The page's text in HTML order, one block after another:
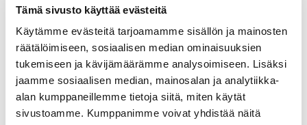
Tämä sivusto käyttää evästeitä
Käytämme evästeitä tarjoamamme sisällön ja mainosten
räätälöimiseen, sosiaalisen median ominaisuuksien
tukemiseen ja kävijämäärämme analysoimiseen. Lisäksi
jaamme sosiaalisen median, mainosalan ja analytiikka-
alan kumppaneillemme tietoja siitä, miten käytät
sivustoamme. Kumppanimme voivat yhdistää näitä
Säätötanko ylhäältä ja alhaalta säädettävään
vekkikaihtimeen
Tämä säätötanko sopii uralliseen ylhäältä ja alhaalta
säädettävään vekkikaihtimeen. Säätötangon pituus…
52,00€ Osta